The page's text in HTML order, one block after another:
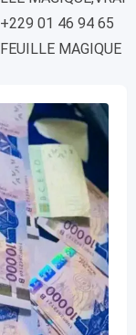
01 46 94 65
MAGIQUE